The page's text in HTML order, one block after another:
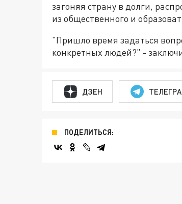
загоняя страну в долги,
из общественного и
"Пришло время задаться
конкретных людей?" -
ДЗЕН
ПОДЕЛИТЬСЯ: